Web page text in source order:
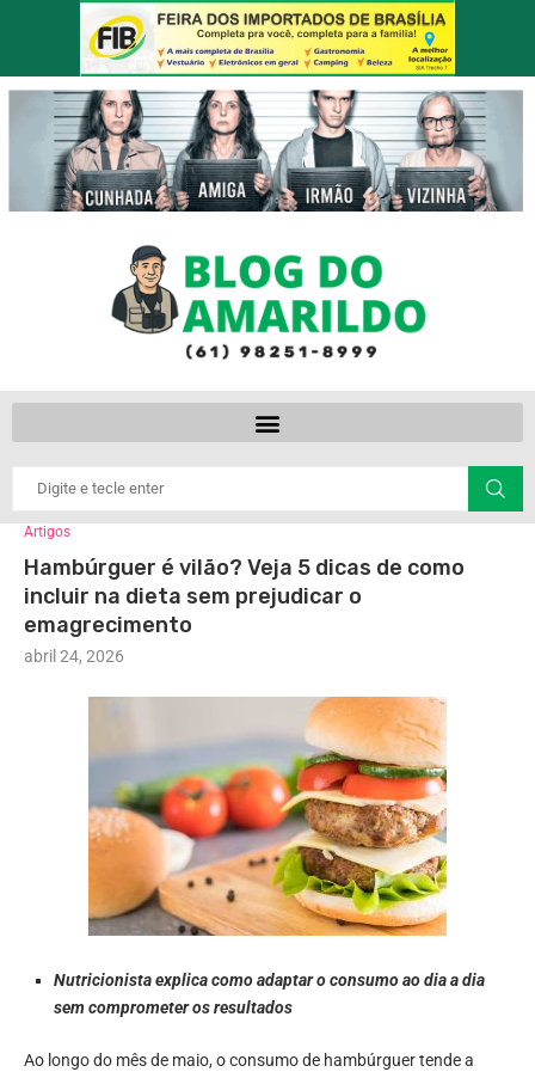
Artigos
Hambúrguer é vilão? Veja 5 dicas de como
incluir na dieta sem prejudicar o
emagrecimento
abril 24, 2026
Nutricionista explica como adaptar o consumo ao dia a dia
sem comprometer os resultados
Ao longo do mês de maio, o consumo de hambúrguer tende a